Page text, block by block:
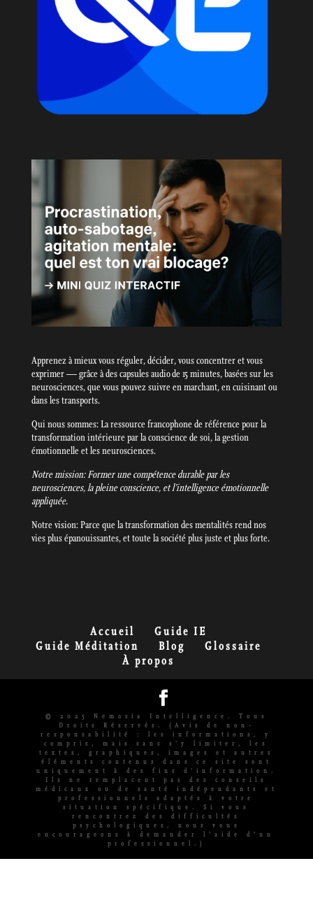
Apprenez à mieux vous réguler, décider, vous concentrer et vous
exprimer — grâce à des capsules audio de 15 minutes, basées sur les
neurosciences, que vous pouvez suivre en marchant, en cuisinant ou
dans les transports.
Qui nous sommes: La ressource francophone de référence pour la
transformation intérieure par la conscience de soi, la gestion
émotionnelle et les neurosciences.
Notre mission: Former une compétence durable par les
neurosciences, la pleine conscience, et l’intelligence émotionnelle
appliquée.
Notre vision: Parce que la transformation des mentalités rend nos
vies plus épanouissantes, et toute la société plus juste et plus forte.
Accueil
Guide IE
Guide Méditation
Blog
Glossaire
À propos
© 2025 Nemosia Intelligence. Tous
Droits Réservés. (Avis de non-
responsabilité : les informations, y
compris, mais sans s'y limiter, les
textes, graphiques, images et autres
éléments contenus dans ce site sont
uniquement à des fins d'information.
Ils ne remplacent pas des conseils
médicaux ou de santé indépendants et
professionnels adaptés à votre
situation spécifique. Si vous
rencontrez des difficultés
psychologiques, nous vous
encourageons à demander l’aide d’un
professionnel.)